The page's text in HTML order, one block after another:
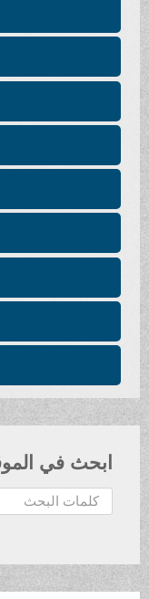
ابحث في الموقع
ح
ث